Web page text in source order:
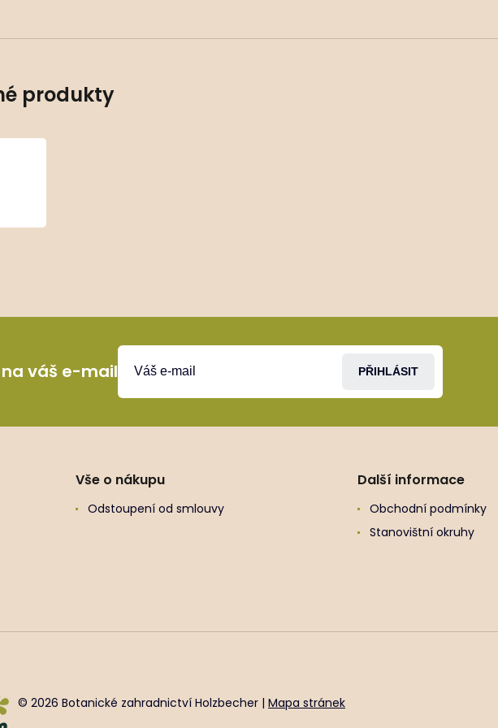
produkty
váš e-mail PŘIHLÁSIT
Vše o nákupu
Odstoupení od smlouvy
Další informace
Obchodní podmínky
Stanovištní okruhy
© 2026 Botanické zahradnictví Holzbecher | Mapa stránek